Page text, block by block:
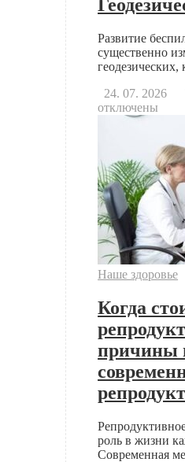
Развитие
существенно
геодезических,
24. 07. 2026
отключены
Наше здоровье
Когда
причины
роль в жизни
Современная